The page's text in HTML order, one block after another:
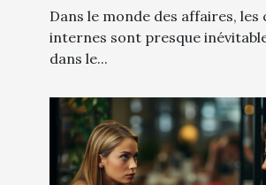
Dans le monde des affaires, les
internes sont presque
dans le...